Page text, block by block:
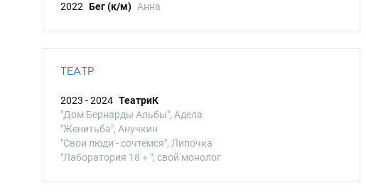
2022 Бег (к/м) Анна
ТЕАТР
2023 - 2024 ТеатриК
"Дом Бернарды Альбы", Адела
"Женитьба", Анучкин
"Свои люди - сочтемся", Липочка
"Лаборатория 18＋", свой монолог